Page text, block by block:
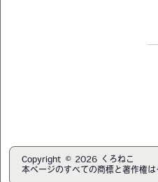
Copyright © 2026 くろねこ
本ページのすべての商標と著作権は